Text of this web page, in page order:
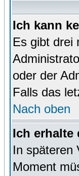
Ich kann
Es gibt drei
oder der
Falls das
Nach oben
Ich erhalte
In späteren
Moment